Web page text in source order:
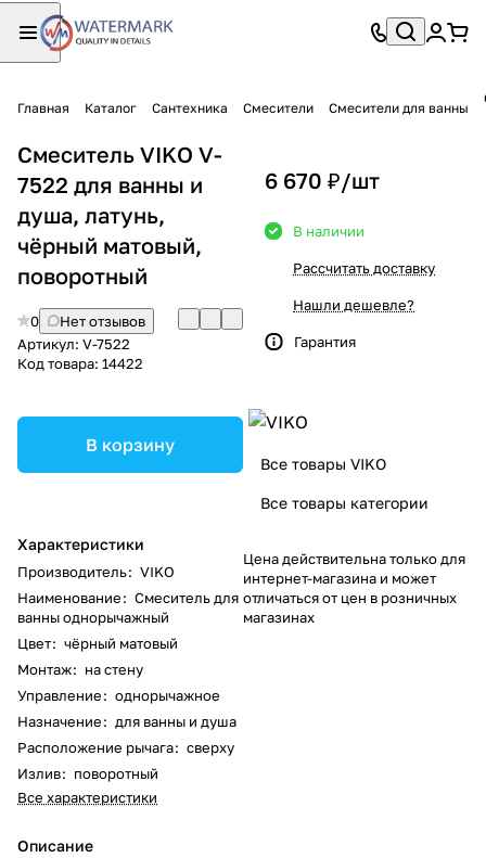
Главная Каталог Сантехника Смесители Смесители для ванны
Смеситель VIKO V-
7522 для ванны и
душа, латунь,
чёрный матовый,
поворотный
0
Нет отзывов
Артикул: V-7522
Код товара: 14422
В корзину
Характеристики
Производитель: VIKO
Наименование: Смеситель для
ванны однорычажный
Цвет: чёрный матовый
Монтаж: на стену
Управление: однорычажное
Назначение: для ванны и душа
Расположение рычага: сверху
Излив: поворотный
Все характеристики
Описание
6 670 ₽/шт
В наличии
Рассчитать доставку
Нашли дешевле?
Гарантия
Все товары VIKO
Все товары категории
Цена действительна только для
интернет-магазина и может
отличаться от цен в розничных
магазинах